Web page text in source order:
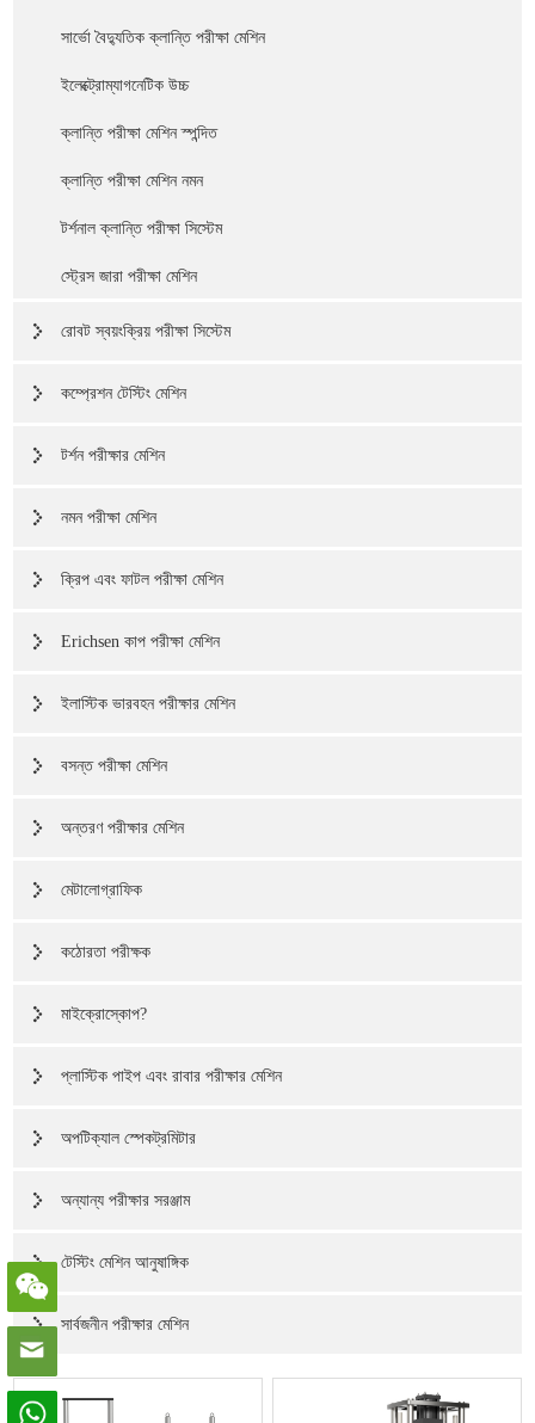
সার্ভো বৈদ্যুতিক ক্লান্তি পরীক্ষা মেশিন
ইলেক্ট্রোম্যাগনেটিক উচ্চ
ক্লান্তি পরীক্ষা মেশিন স্পন্দিত
ক্লান্তি পরীক্ষা মেশিন নমন
টর্শনাল ক্লান্তি পরীক্ষা সিস্টেম
স্ট্রেস জারা পরীক্ষা মেশিন
রোবট স্বয়ংক্রিয় পরীক্ষা সিস্টেম
কম্প্রেশন টেস্টিং মেশিন
টর্শন পরীক্ষার মেশিন
নমন পরীক্ষা মেশিন
ক্রিপ এবং ফাটল পরীক্ষা মেশিন
Erichsen কাপ পরীক্ষা মেশিন
ইলাস্টিক ভারবহন পরীক্ষার মেশিন
বসন্ত পরীক্ষা মেশিন
অন্তরণ পরীক্ষার মেশিন
মেটালোগ্রাফিক
কঠোরতা পরীক্ষক
মাইক্রোস্কোপ?
প্লাস্টিক পাইপ এবং রাবার পরীক্ষার মেশিন
অপটিক্যাল স্পেকট্রমিটার
অন্যান্য পরীক্ষার সরঞ্জাম
টেস্টিং মেশিন আনুষাঙ্গিক
সার্বজনীন পরীক্ষার মেশিন